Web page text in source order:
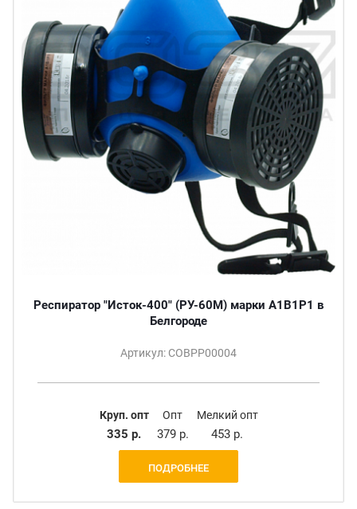
Респиратор "Исток-400" (РУ-60М) марки А1В1Р1 в
Белгороде
Артикул: СОВРР00004
Круп. опт
335 р.
Опт
379 р.
Мелкий опт
453 р.
ПОДРОБНЕЕ